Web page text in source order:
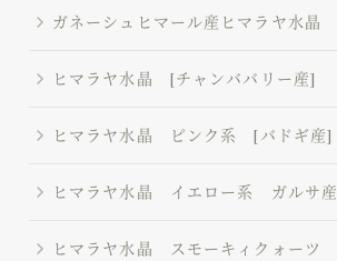
ガネーシュヒマール産ヒマラヤ水晶
ヒマラヤ水晶 [チャンババリー産]
ヒマラヤ水晶 ピンク系 [バドギ産]
ヒマラヤ水晶 イエロー系 ガルサ産
ヒマラヤ水晶 スモーキィクォーツ